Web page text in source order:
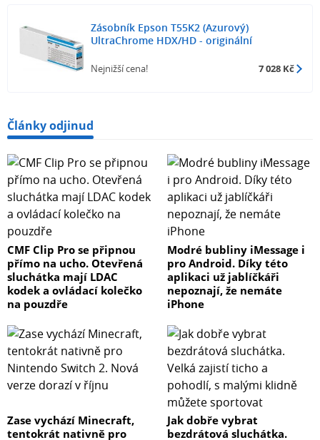
Zásobník Epson T55K2 (Azurový)
UltraChrome HDX/HD - originální
Nejnižší cena! 7 028 Kč
Články odjinud
CMF Clip Pro se připnou
přímo na ucho. Otevřená
sluchátka mají LDAC
kodek a ovládací kolečko
na pouzdře
Modré bubliny iMessage i
pro Android. Díky této
aplikaci už jablíčkáři
nepoznají, že nemáte
iPhone
Zase vychází Minecraft,
tentokrát nativně pro
Jak dobře vybrat
bezdrátová sluchátka.